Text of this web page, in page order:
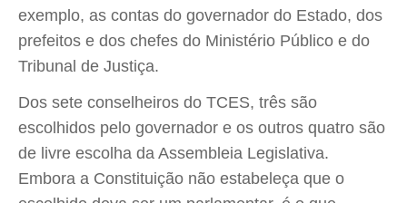
exemplo, as contas do governador do Estado, dos
prefeitos e dos chefes do Ministério Público e do
Tribunal de Justiça.
Dos sete conselheiros do TCES, três são
escolhidos pelo governador e os outros quatro são
de livre escolha da Assembleia Legislativa.
Embora a Constituição não estabeleça que o